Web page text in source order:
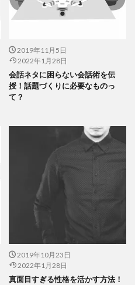
2019年11月5日
2022年1月28日
会話ネタに困らない会話術を伝
授！話題づくりに必要なものっ
て？
2019年10月23日
2022年1月28日
真面目すぎる性格を活かす方法！